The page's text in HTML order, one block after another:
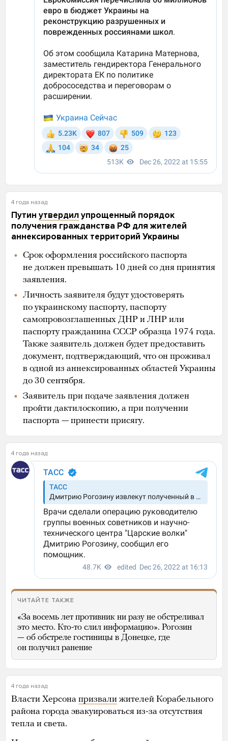
4 года назад
Путин утвердилупрощенный порядок
получения гражданства РФ для жителей
аннексированных территорий Украины
Срок оформления российского паспорта
не должен превышать 10 дней со дня принятия
заявления.
Личность заявителя будут удостоверять
по украинскому паспорту, паспорту
самопровозглашенных ДНР и ЛНР или
паспорту гражданина СССР образца 1974 года.
Также заявитель должен будет предоставить
документ, подтверждающий, что он проживал
в одной из аннексированных областей Украины
до 30 сентября.
Заявитель при подаче заявления должен
пройти дактилоскопию, а при получении
паспорта — принести присягу.
4 года назад
ЧИТАЙТЕ ТАКЖЕ
«За восемь лет противник ни разу не обстреливал
это место. Кто-то слил информацию». Рогозин
— об обстреле гостиницы в Донецке, где
он получил ранение
4 года назад
Власти Херсона призвали жителей Корабельного
района города эвакуироваться из-за отсутствия
тепла и света.